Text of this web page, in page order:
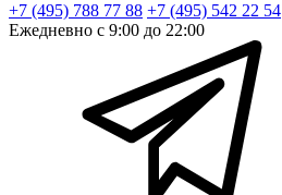
+7 (495) 788 77 88 +7 (495) 542 22 54
Ежедневно с 9:00 до 22:00